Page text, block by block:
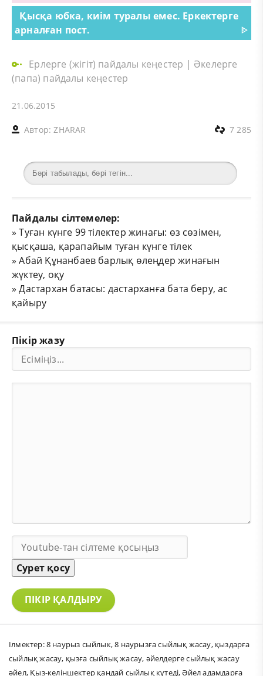
Қысқа юбка, киім туралы емес. Еркектерге
арналған пост.
ᐈ
Ерлерге (жігіт) пайдалы кеңестер | Әкелерге
(папа) пайдалы кеңестер
21.06.2015
Автор:ZHARAR 7 285
Пайдалы сілтемелер:
»Туған күнге 99 тілектер жинағы: өз сөзімен,
қысқаша, қарапайым туған күнге тілек
»Абай Құнанбаев барлық өлеңдер жинағын
жүктеу, оқу
»Дастархан батасы: дастарханға бата беру, ас
қайыру
Пікір жазу
Сурет қосу
ПІКІР ҚАЛДЫРУ
Ілмектер:8 наурыз сыйлык,8 наурызға сыйлық жасау, қыздарға
сыйлық жасау, қызға сыйлық жасау, әйелдерге сыйлық жасау
әйел, Қыз-келіншектер қандай сыйлық күтеді,Әйел адамдарға